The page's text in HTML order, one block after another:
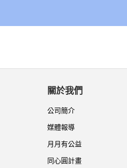
關於我們
公司簡介
媒體報導
月月有公益
同心圓計畫